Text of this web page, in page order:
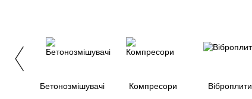
Бетонозмішувачі Компресори Віброплити